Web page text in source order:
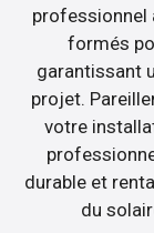
professionnel
formés
garantissant
projet.
votre
durable et
du